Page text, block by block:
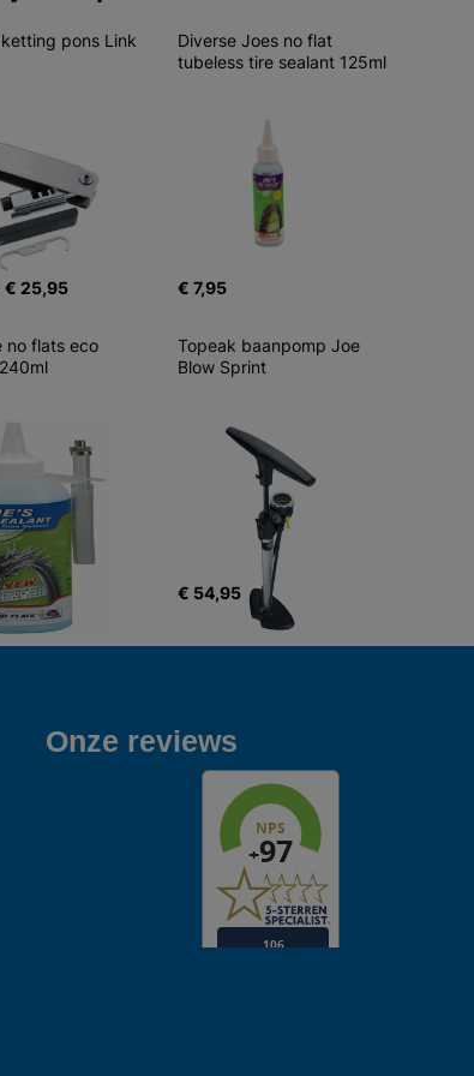
pons Link
€ 25,95
Diverse Joes no flat
tubeless tire sealant 125ml
€ 7,95
no flats eco
Topeak baanpomp Joe
Blow Sprint
€ 54,95
Onze reviews